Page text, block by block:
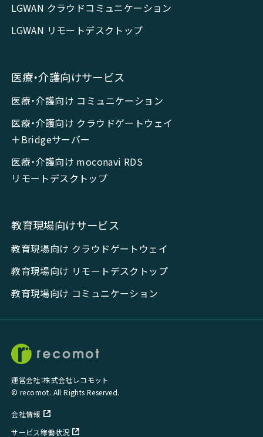
LGWAN クラウドコミュニケーション
LGWAN リモートデスクトップ
医療・介護向けサービス
医療・介護向け コミュニケーション
医療・介護向け クラウドゲートウェイ
＋Bridgeサーバー
医療・介護向け moconavi RDS
リモートデスクトップ
教育現場向けサービス
教育現場向け クラウドゲートウェイ
教育現場向け リモートデスクトップ
教育現場向け コミュニケーション
運営会社：株式会社レコモット
© recomot. All Rights Reserved.
会社情報
サービス稼働状況